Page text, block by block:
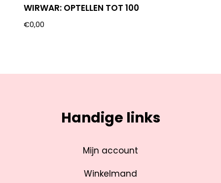
WIRWAR: OPTELLEN TOT 100
€0,00
Handige links
Mijn account
Winkelmand